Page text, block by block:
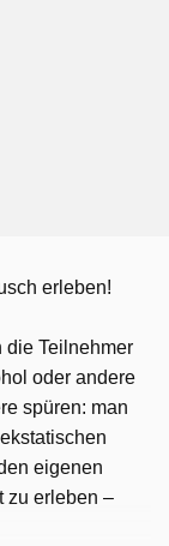
erleben!
die Teilnehmer
oder andere
spüren: man
eigenen
zu erleben –